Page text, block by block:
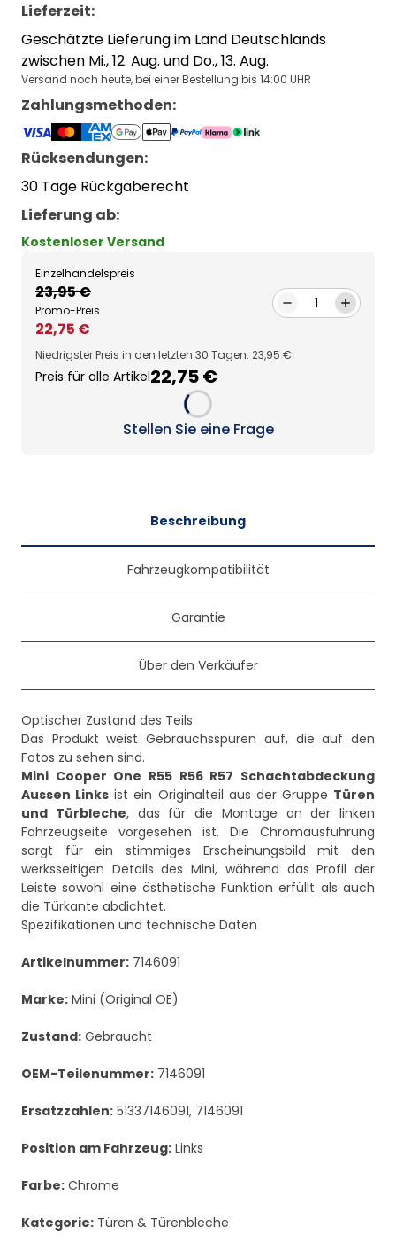
Lieferzeit:
Geschätzte Lieferung im Land Deutschlands
zwischen Mi., 12. Aug. und Do., 13. Aug.
Versand noch heute, bei einer Bestellung bis 14:00 UHR
Zahlungsmethoden:
Rücksendungen:
30 Tage Rückgaberecht
Lieferung ab:
Kostenloser Versand
Einzelhandelspreis
23,95 €
Promo-Preis
22,75 €
1
Niedrigster Preis in den letzten 30 Tagen: 23,95 €
Preis für alle Artikel22,75 €
Loading...
Stellen Sie eine Frage
Beschreibung
Fahrzeugkompatibilität
Garantie
Über den Verkäufer
Optischer Zustand des Teils
Das Produkt weist Gebrauchsspuren auf, die auf den
Mini Cooper One R55 R56 R57 Schachtabdeckung
Aussen Links ist ein Originalteil aus der Gruppe Türen
und Türbleche, das für die Montage an der linken
Fahrzeugseite vorgesehen ist. Die Chromausführung
sorgt für ein stimmiges Erscheinungsbild mit den
werksseitigen Details des Mini, während das Profil der
Leiste sowohl eine ästhetische Funktion erfüllt als auch
die Türkante abdichtet.
Spezifikationen und technische Daten
Artikelnummer: 7146091
Marke: Mini (Original OE)
Zustand: Gebraucht
OEM-Teilenummer: 7146091
Ersatzzahlen: 51337146091, 7146091
Position am Fahrzeug: Links
Farbe: Chrome
Kategorie: Türen & Türenbleche